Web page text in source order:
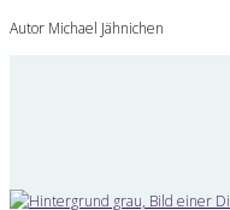
Autor Michael Jähnichen